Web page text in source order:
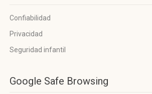
Confiabilidad
Privacidad
Seguridad infantil
Google Safe Browsing